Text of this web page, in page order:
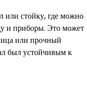
или стойку, где можно
и приборы. Это может
или прочный
был устойчивым к